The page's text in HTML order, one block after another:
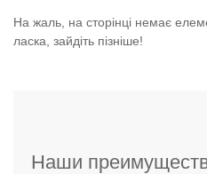
На жаль, на сторінці немає
ласка, зайдіть пізніше!
Наши